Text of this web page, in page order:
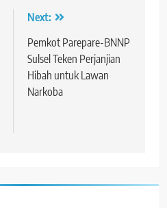
Next:
Pemkot Parepare-BNNP
Sulsel Teken Perjanjian
Hibah untuk Lawan
Narkoba